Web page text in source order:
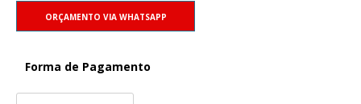
ORÇAMENTO VIA WHATSAPP
Forma de Pagamento